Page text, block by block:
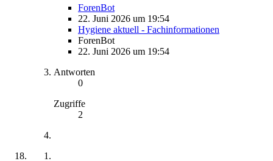
ForenBot
22. Juni 2026 um 19:54
Hygiene aktuell - Fachinformationen
ForenBot
22. Juni 2026 um 19:54
Antworten
0
Zugriffe
2